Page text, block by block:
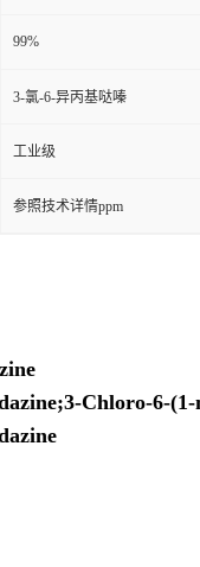
99%
3-氯-6-异丙基哒嗪
工业级
参照技术详情ppm
Chloro-6-